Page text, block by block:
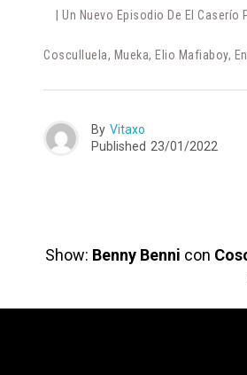
| Un Nuevo Episodio De El
Cosculluela, Mueka, Elio Mafiaboy,
By Vitaxo
Published 23/01/2022
Show: Benny Benni con